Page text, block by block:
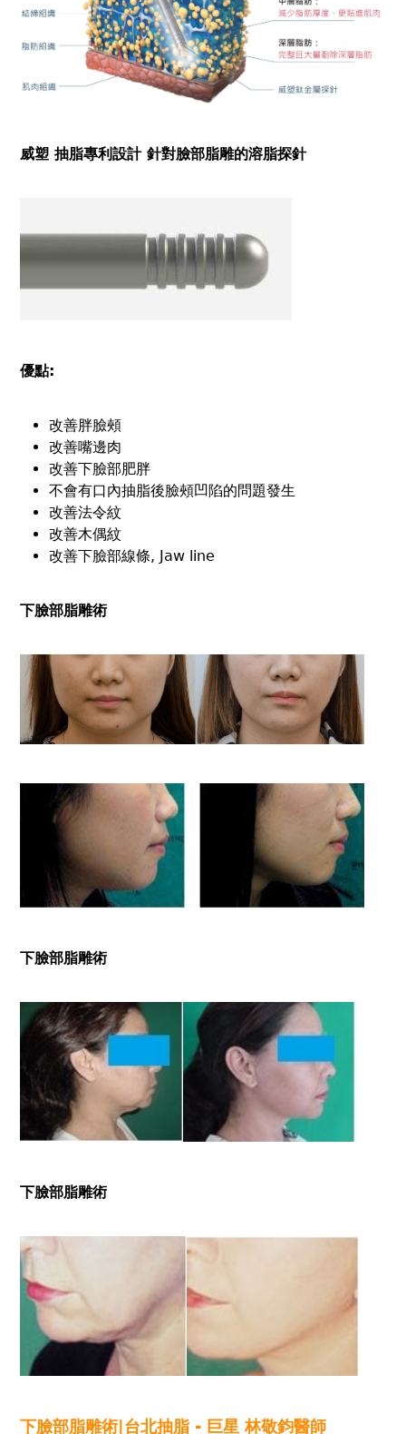
威塑 抽脂專利設計 針對臉部脂雕的溶脂探針
優點:
改善胖臉頰
改善嘴邊肉
改善下臉部肥胖
不會有口內抽脂後臉頰凹陷的問題發生
改善法令紋
改善木偶紋
改善下臉部線條, Jaw line
下臉部脂雕術
下臉部脂雕術
下臉部脂雕術
下臉部脂雕術|台北抽脂 - 巨星 林敬鈞醫師